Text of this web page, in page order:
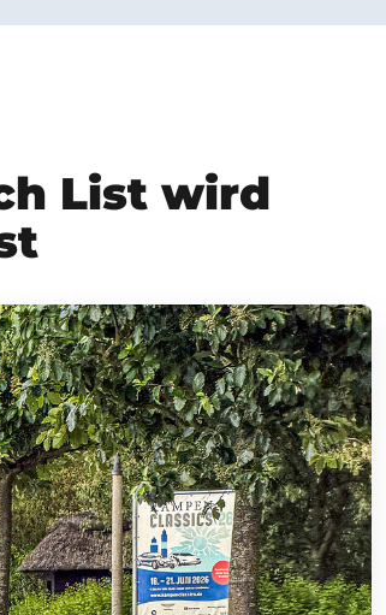
List wird